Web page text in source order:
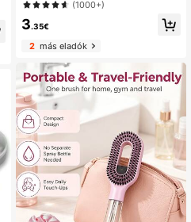
aralási kiegészítőhöz, hordozható, i
skolába, helytakarékos
(1000+)
3.35€
2más eladók